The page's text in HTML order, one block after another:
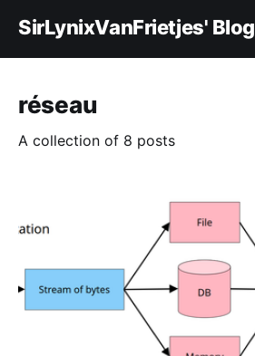
SirLynixVanFrietjes' Blog
réseau
A collection of 8 posts